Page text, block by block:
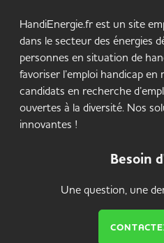
HandiEnergie.fr est un site
dans le secteur des énergies
personnes en situation de
favoriser l’emploi handicap
candidats en recherche
ouvertes à la diversité. Nos
innovantes !
Besoin
Une question, une